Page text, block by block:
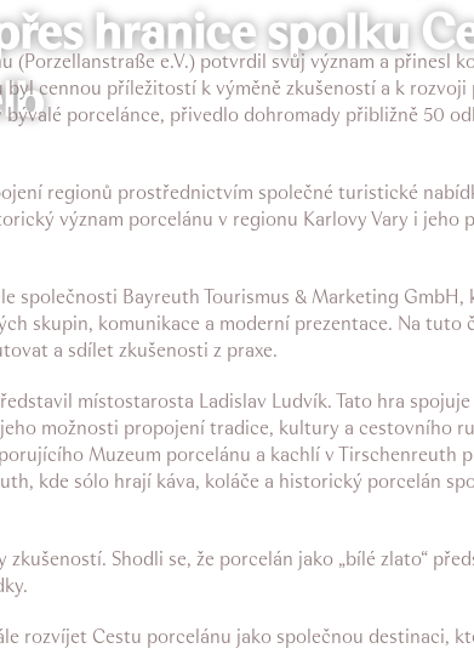
hranice spolku
(Porzellanstraße e.V.) potvrdil svůj význam a přinesl
cennou příležitostí k výměně zkušeností a k rozvoji
porcelánce, přivedlo dohromady přibližně 50
regionů prostřednictvím společné turistické
význam porcelánu v regionu Karlovy Vary i jeho
společnosti Bayreuth Tourismus & Marketing GmbH,
skupin, komunikace a moderní prezentace. Na tuto
a sdílet zkušenosti z praxe.
místostarosta Ladislav Ludvík. Tato hra
možnosti propojení tradice, kultury a cestovního
Muzeum porcelánu a kachlí v Tirschenreuth
kde sólo hrají káva, koláče a historický porcelán
Shodli se, že porcelán jako „bílé zlato“
rozvíjet Cestu porcelánu jako společnou destinaci,